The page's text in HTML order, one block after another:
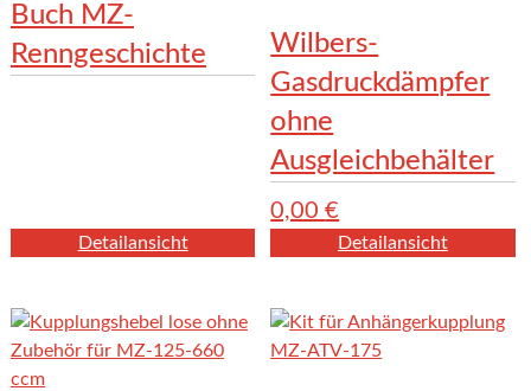
Buch MZ-
Renngeschichte
Detailansicht
Wilbers-
Gasdruckdämpfer
ohne
Ausgleichbehälter
0,00€
Detailansicht